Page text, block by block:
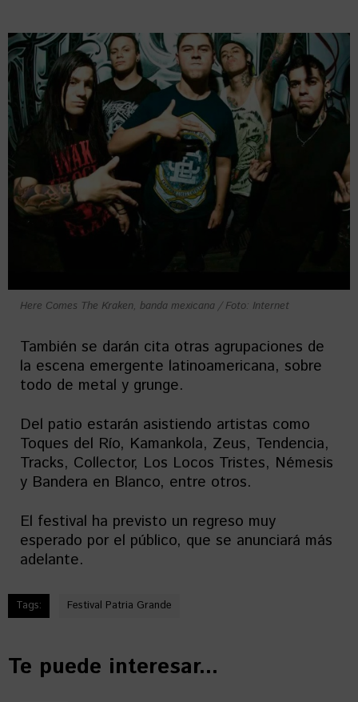
Here Comes The Kraken, banda mexicana / Foto: Internet
También se darán cita otras agrupaciones de
la escena emergente latinoamericana, sobre
todo de metal y grunge.
Del patio estarán asistiendo artistas como
Toques del Río, Kamankola, Zeus, Tendencia,
Tracks, Collector, Los Locos Tristes, Némesis
y Bandera en Blanco, entre otros.
El festival ha previsto un regreso muy
esperado por el público, que se anunciará más
adelante.
Tags: Festival Patria Grande
Te puede interesar...